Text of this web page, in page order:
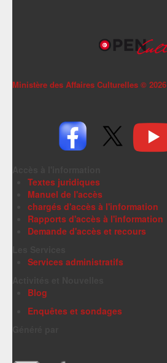
Ministère des Affaires Culturelles © 2026
Textes juridiques
Manuel de l'accès
chargés d'accès à l'information
Rapports d'accès à l'information
Demande d'accès et recours
Services administratifs
Blog
Enquêtes et sondages